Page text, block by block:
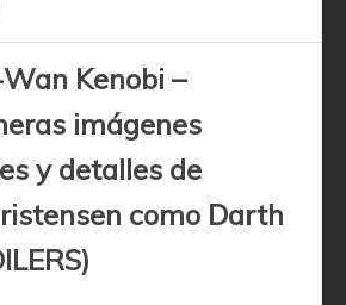
Kenobi –
imágenes
y detalles de
como Darth